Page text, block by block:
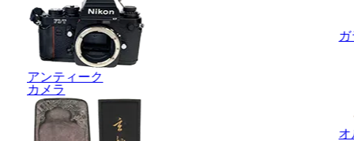
アンティーク
カメラ
オ